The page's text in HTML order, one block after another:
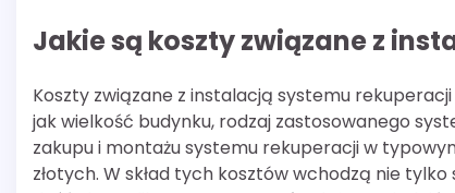
Jakie są koszty związane z
Koszty związane z instalacją systemu
jak wielkość budynku, rodzaj zastosowanego
zakupu i montażu systemu rekuperacji w
złotych. W skład tych kosztów wchodzą nie